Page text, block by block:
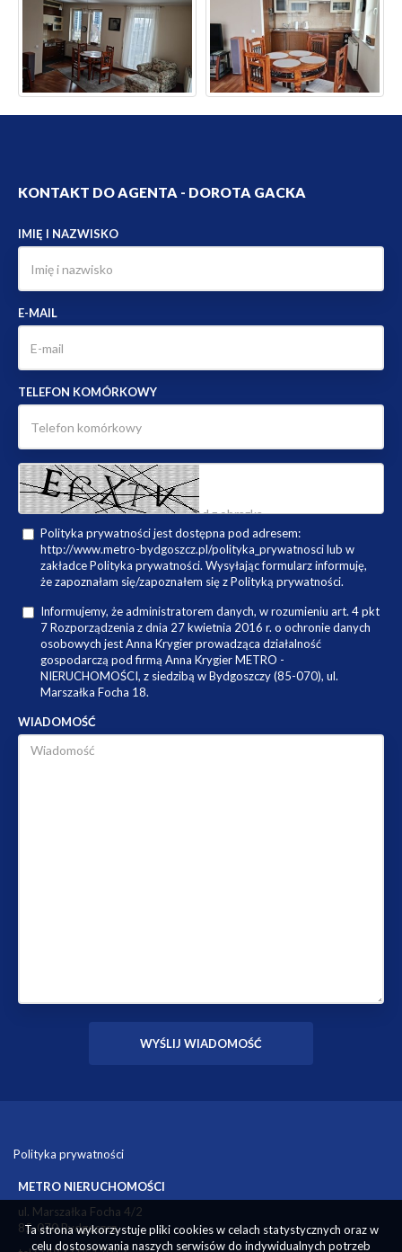
KONTAKT DO AGENTA - DOROTA GACKA
IMIĘ I NAZWISKO
E-MAIL
TELEFON KOMÓRKOWY
Polityka prywatności jest dostępna pod adresem:
http://www.metro-bydgoszcz.pl/polityka_prywatnosci lub w
zakładce Polityka prywatności. Wysyłając formularz informuję,
że zapoznałam się/zapoznałem się z Polityką prywatności.
Informujemy, że administratorem danych, w rozumieniu art. 4 pkt
7 Rozporządzenia z dnia 27 kwietnia 2016 r. o ochronie danych
osobowych jest Anna Krygier prowadząca działalność
gospodarczą pod firmą Anna Krygier METRO -
NIERUCHOMOŚCI, z siedzibą w Bydgoszczy (85-070), ul.
Marszałka Focha 18.
WIADOMOŚĆ
Polityka prywatności
METRO NIERUCHOMOŚCI
ul. Marszałka Focha 4/2
85-070 Bydgoszcz
Ta strona wykorzystuje pliki cookies w celach statystycznych oraz w
celu dostosowania naszych serwisów do indywidualnych potrzeb